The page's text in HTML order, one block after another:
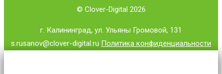
© Clover-Digital 2026
г. Калининград, ул. Ульяны Громовой, 131
s.rusanov@clover-digital.ru Политика конфиденциальности